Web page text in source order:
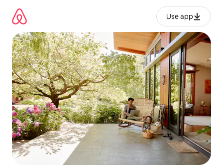
Use app